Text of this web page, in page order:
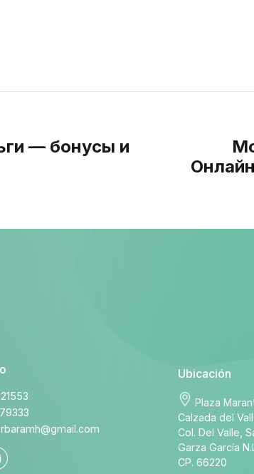
— бонусы и
Ubicación
Plaza
Calzada del
Col. Del Valle,
Garza García
CP. 66220